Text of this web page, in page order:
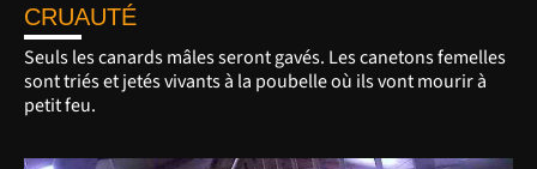
CRUAUTÉ
Seuls les canards mâles seront gavés. Les canetons femelles
sont triés et jetés vivants à la poubelle où ils vont mourir à
petit feu.